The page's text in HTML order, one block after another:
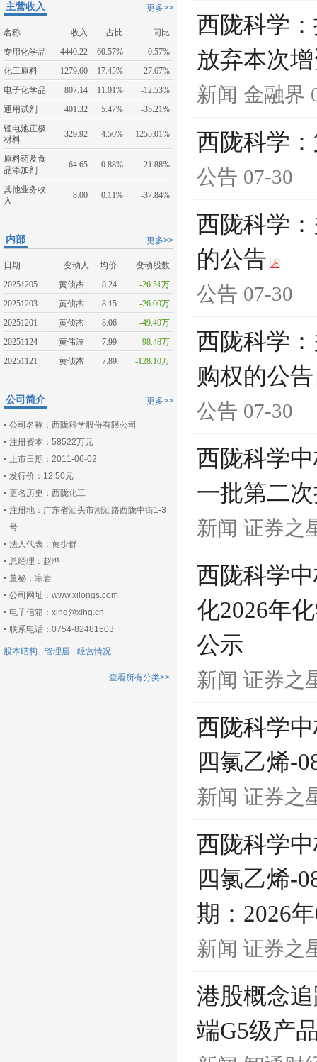
更多>>
主营收入
名称 收入 占比
同比
专用化学品
4440.22 60.57%
0.57%
化工原料
1279.60 17.45%
-27.67%
电子化学品
807.14 11.01%
-12.53%
通用试剂
401.32 5.47%
-35.21%
锂电池正极
材料
329.92 4.50% 1255.01%
原料药及食
品添加剂
64.65 0.88% 21.88%
其他业务收
入
8.00 0.11% -37.84%
更多>>
内部
日期 变动人 均价
变动股数
20251205
黄侦杰 8.24
-26.51万
20251203
黄侦杰 8.15
-26.00万
20251201
黄侦杰 8.06
-49.49万
20251124
黄伟波 7.99
-98.48万
20251121
黄侦杰 7.89 -128.10万
更多>>
公司简介
公司名称：西陇科学股份有限公司
注册资本：58522万元
上市日期：2011-06-02
发行价：12.50元
更名历史：西陇化工
注册地：广东省汕头市潮汕路西陇中街1-3
号
法人代表：黄少群
总经理：赵晔
董秘：宗岩
公司网址：www.xilongs.com
电子信箱：xlhg@xlhg.cn
联系电话：0754-82481503
股本结构 管理层 经营情况
查看所有分类>>
西陇科学
放弃本次
新闻 金融界
西陇科学
公告 07-30
西陇科学
的公告
公告 07-30
西陇科学
购权的公告
公告 07-30
西陇科学
一批第二
新闻 证券之
西陇科学
化2026年
公示
新闻 证券之
西陇科学
四氯乙烯-
新闻 证券之
西陇科学
四氯乙烯-
期：2026
新闻 证券之
港股概念
端G5级产